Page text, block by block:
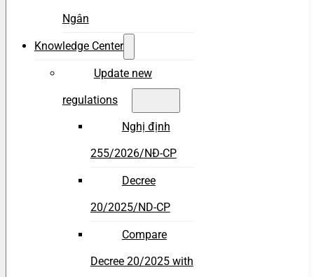
Ngân
Knowledge Center
Update new
regulations
Nghị định
255/2026/NĐ-CP
Decree
20/2025/ND-CP
Compare
Decree 20/2025 with